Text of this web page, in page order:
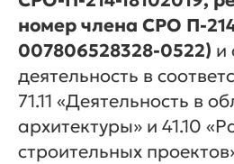
номер члена СРО П-
007806528328-0522) и
деятельность в
71.11 «Деятельность в
архитектуры» и 41.10
строительных